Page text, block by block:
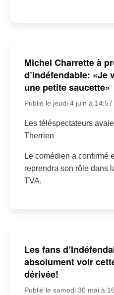
Michel Charrette à
d’Indéfendable: «Je
une petite saucette»
Publié le jeudi 4 juin à 14:57
Les téléspectateurs
Therrien
Le comédien a confirmé
reprendra son rôle dans
TVA.
Les fans
absolument voir
dérivée!
Publié le samedi 30 mai à